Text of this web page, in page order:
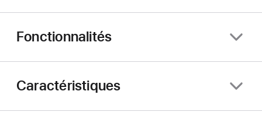
Fonctionnalités
Caractéristiques